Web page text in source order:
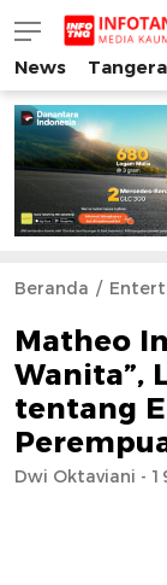
INFO
Media
News
Beranda
Matheo
Wanita”,
tentang
Dwi Oktaviani -